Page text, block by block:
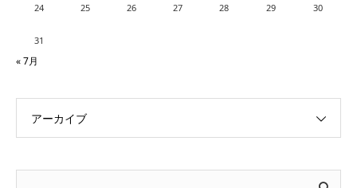
24 25 26 27 28 29 30
31
« 7月
アーカイブ